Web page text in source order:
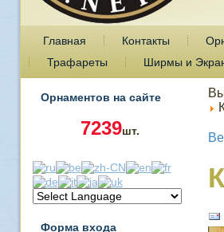
Главная Контакты
Трафареты
Ширмы и
Орнаментов на сайте
7239шт.
Форма входа